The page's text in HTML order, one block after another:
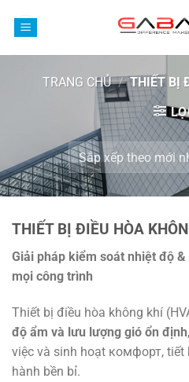
TRANG CHỦ / THIẾT BỊ
THIẾT BỊ ĐIỀU HÒA
Giải pháp kiểm soát nhiệt độ
mọi công trình
Thiết bị điều hòa không khí
độ ẩm và lưu lượng gió ổn định
việc và sinh hoạt комфорт, tiết
hành bền bỉ.